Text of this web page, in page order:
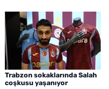
Trabzon sokaklarında Salah
coşkusu yaşanıyor